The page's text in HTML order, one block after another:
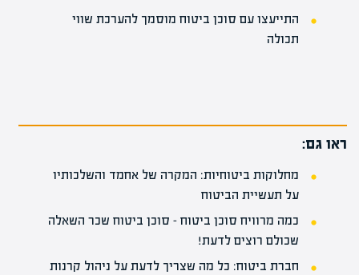
התייעצו עם סוכן ביטוח מוסמך להערכת שווי
תכולה
ראו גם:
מחלוקות ביטוחיות: המקרה של אחמד והשלכותיו
על תעשיית הביטוח
כמה מרוויח סוכן ביטוח – סוכן ביטוח שכר השאלה
שכולם רוצים לדעת!
חברת ביטוח: כל מה שצריך לדעת על ניהול קרנות